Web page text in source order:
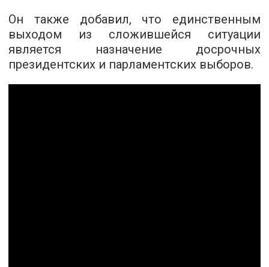
Он также добавил, что единственным
выходом из сложившейся ситуации
является назначение досрочных
президентских и парламентских выборов.